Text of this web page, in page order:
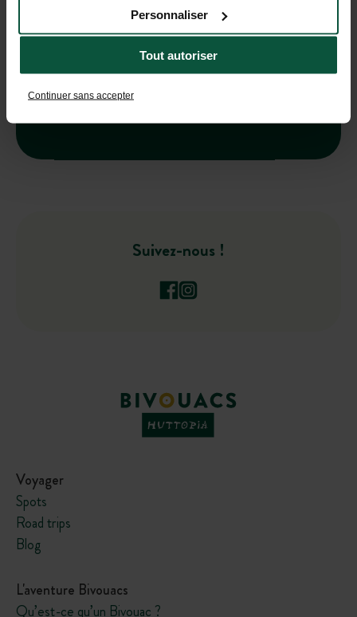
Tout autoriser
Personnaliser
Continuer sans accepter
Abonnez-vous à notre newsletter !
Suivez-nous !
Voyager
Spots
Road trips
Blog
L'aventure Bivouacs
Qu’est-ce qu’un Bivouac ?